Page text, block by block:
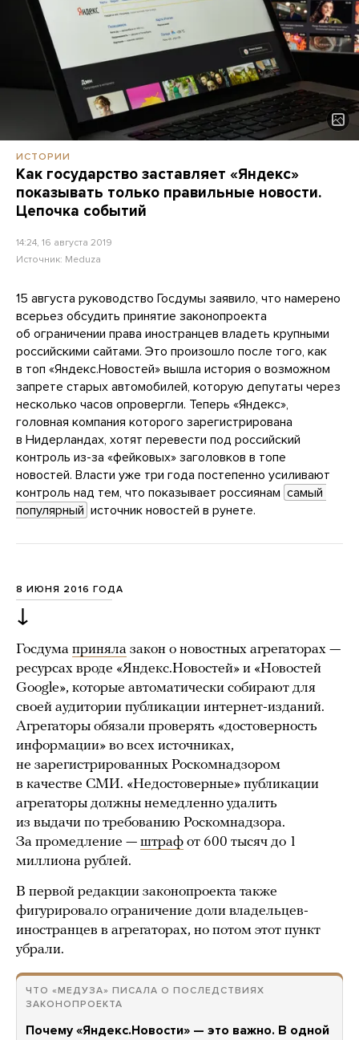
ИСТОРИИ
Как государство заставляет «Яндекс»
показывать только правильные новости.
Цепочка событий
14:24, 16 августа 2019
Источник: Meduza
15 августа руководство Госдумы заявило, что намерено
всерьез обсудить принятие законопроекта
об ограничении права иностранцев владеть крупными
российскими сайтами. Это произошло после того, как
в топ «Яндекс.Новостей» вышла история о возможном
запрете старых автомобилей, которую депутаты через
несколько часов опровергли. Теперь «Яндекс»,
головная компания которого зарегистрирована
в Нидерландах, хотят перевести под российский
контроль из-за «фейковых» заголовков в топе
новостей. Власти уже три года постепенно усиливают
контроль над тем, что показывает россиянам самый
популярный источник новостей в рунете.
8 ИЮНЯ 2016 ГОДА
↓
Госдума приняла закон о новостных агрегаторах —
ресурсах вроде «Яндекс.Новостей» и «Новостей
Google», которые автоматически собирают для
своей аудитории публикации интернет-изданий.
Агрегаторы обязали проверять «достоверность
информации» во всех источниках,
не зарегистрированных Роскомнадзором
в качестве СМИ. «Недостоверные» публикации
агрегаторы должны немедленно удалить
из выдачи по требованию Роскомнадзора.
За промедление — штраф от 600 тысяч до 1
миллиона рублей.
В первой редакции законопроекта также
фигурировало ограничение доли владельцев-
иностранцев в агрегаторах, но потом этот пункт
убрали.
ЧТО «МЕДУЗА» ПИСАЛА О ПОСЛЕДСТВИЯХ
ЗАКОНОПРОЕКТА
Почему «Яндекс.Новости» — это важно. В одной